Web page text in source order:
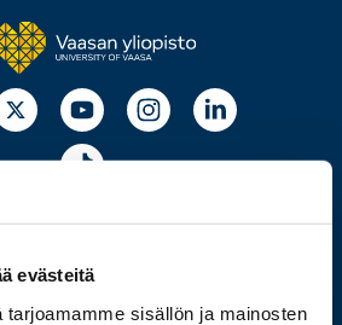
evästeitä
tarjoamamme sisällön ja mainosten
8000